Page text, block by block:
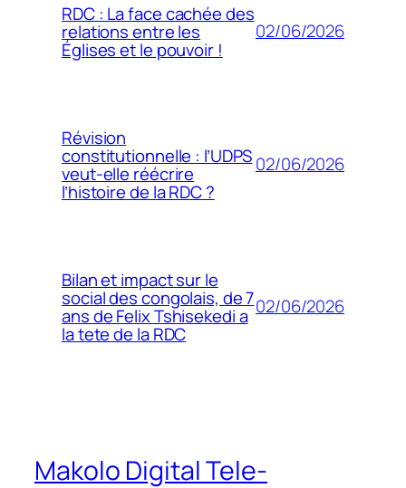
RDC : La face cachée des
relations entre les
Églises et le pouvoir !
02/06/2026
Révision
constitutionnelle : l’UDPS
veut-elle réécrire
l’histoire de la RDC ?
02/06/2026
Bilan et impact sur le
social des congolais, de 7
ans de Felix Tshisekedi a
la tete de la RDC
02/06/2026
Makolo Digital Tele-